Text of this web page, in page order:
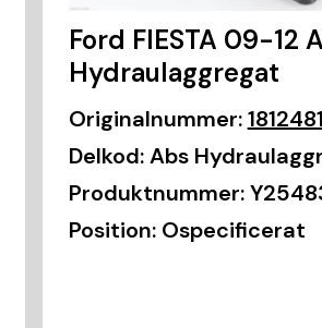
Ford FIESTA 09-12
Hydraulaggregat
Originalnummer: 1812481
Delkod: Abs
Produktnummer:
Position: Ospecificerat